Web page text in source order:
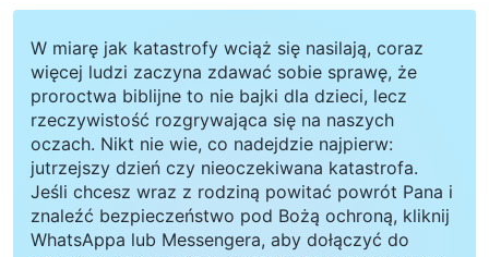
W miarę jak katastrofy wciąż się nasilają, coraz
więcej ludzi zaczyna zdawać sobie sprawę, że
proroctwa biblijne to nie bajki dla dzieci, lecz
rzeczywistość rozgrywająca się na naszych
oczach. Nikt nie wie, co nadejdzie najpierw:
jutrzejszy dzień czy nieoczekiwana katastrofa.
Jeśli chcesz wraz z rodziną powitać powrót Pana i
znaleźć bezpieczeństwo pod Bożą ochroną, kliknij
WhatsAppa lub Messengera, aby dołączyć do